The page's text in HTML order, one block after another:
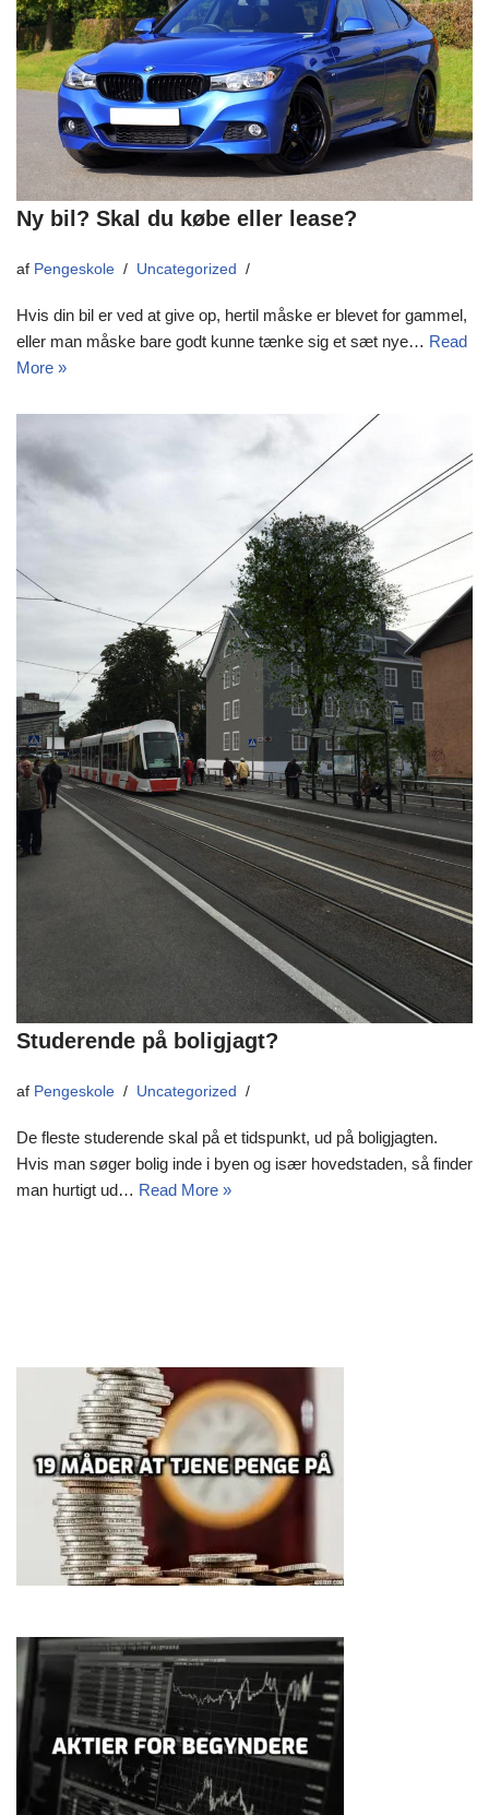
Ny bil? Skal du købe eller lease?
af Pengeskole Uncategorized
Hvis din bil er ved at give op, hertil måske er blevet for gammel,
eller man måske bare godt kunne tænke sig et sæt nye… Read
More »
Studerende på boligjagt?
af Pengeskole Uncategorized
De fleste studerende skal på et tidspunkt, ud på boligjagten.
Hvis man søger bolig inde i byen og især hovedstaden, så finder
man hurtigt ud… Read More »